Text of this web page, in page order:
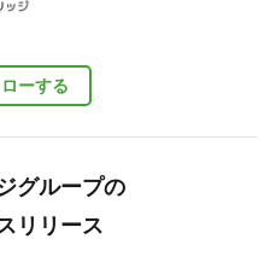
ーする
グループの
リリース